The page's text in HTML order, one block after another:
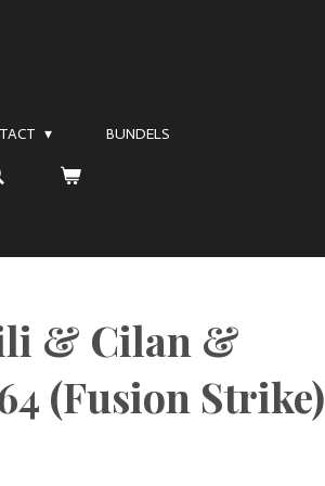
BUNDELS
& Cilan &
(Fusion Strike)